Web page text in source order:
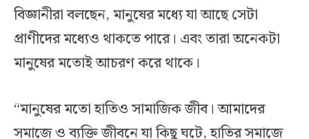
বিজ্ঞানীরা বলছেন, মানুষের মধ্যে যা আছে সেটা
প্রাণীদের মধ্যেও থাকতে পারে। এবং তারা অনেকটা
মানুষের মতোই আচরণ করে থাকে।
“মানুষের মতো হাতিও সামাজিক জীব। আমাদের
সমাজে ও ব্যক্তি জীবনে যা কিছু ঘটে, হাতির সমাজে